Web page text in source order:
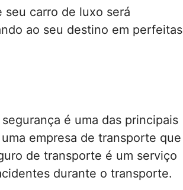
carro de luxo será
ao seu destino em perfeitas
é uma das principais
empresa de transporte que
de transporte é um serviço
durante o transporte.